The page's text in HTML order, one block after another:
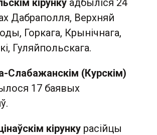
кірунку адбыліся 24
Дабраполля, Верхняй
Горкага, Крынічнага,
Гуляйпольскага.
Слабажанскім (Курскім)
17 баявых
кірунку расійцы